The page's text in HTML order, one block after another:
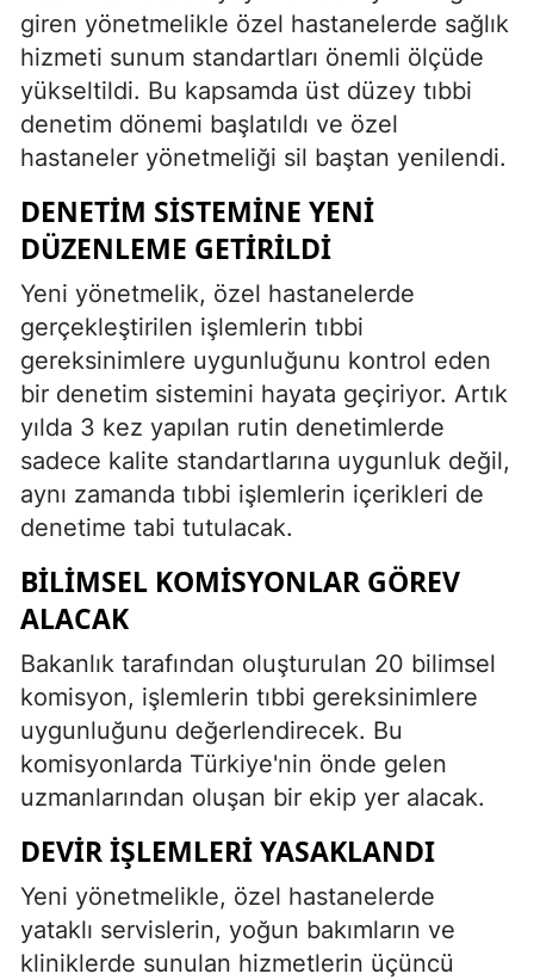
Edirne
Elazığ
Erzincan
Erzurum
Eskişehir
Giresun
Gümüşhane
Hakkari
Hatay
Mersin
İzmir
Kars
Kastamonu
Kayseri
Kırklareli
Kırşehir
Kocaeli
giren yönetmelikle özel hastanelerde sağlık
hizmeti sunum standartları önemli ölçüde
yükseltildi. Bu kapsamda üst düzey tıbbi
denetim dönemi başlatıldı ve özel
hastaneler yönetmeliği sil baştan yenilendi.
DENETIM SISTEMINE YENI
DÜZENLEME GETIRILDI
Yeni yönetmelik, özel hastanelerde
gerçekleştirilen işlemlerin tıbbi
gereksinimlere uygunluğunu kontrol eden
bir denetim sistemini hayata geçiriyor. Artık
yılda 3 kez yapılan rutin denetimlerde
sadece kalite standartlarına uygunluk değil,
aynı zamanda tıbbi işlemlerin içerikleri de
denetime tabi tutulacak.
BILIMSEL KOMISYONLAR GÖREV
ALACAK
Bakanlık tarafından oluşturulan 20 bilimsel
komisyon, işlemlerin tıbbi gereksinimlere
uygunluğunu değerlendirecek. Bu
komisyonlarda Türkiye'nin önde gelen
uzmanlarından oluşan bir ekip yer alacak.
DEVIR İŞLEMLERI YASAKLANDI
Yeni yönetmelikle, özel hastanelerde
yataklı servislerin, yoğun bakımların ve
kliniklerde sunulan hizmetlerin üçüncü